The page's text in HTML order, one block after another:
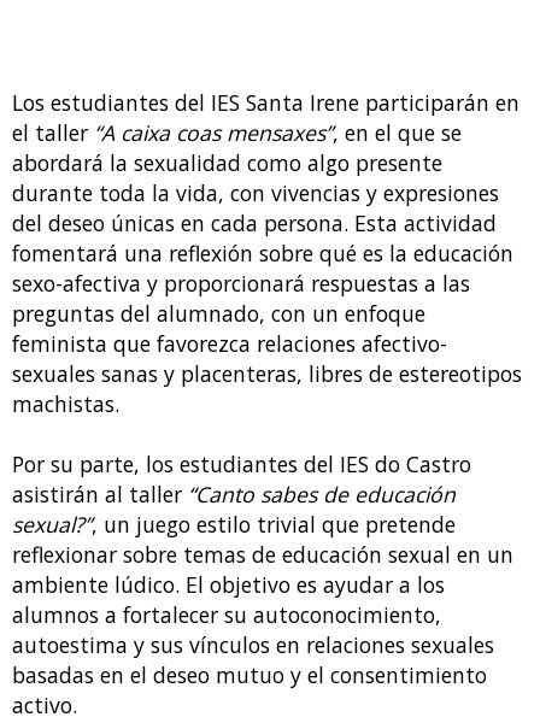
Los estudiantes del IES Santa Irene participarán en
el taller “A caixa coas mensaxes”, en el que se
abordará la sexualidad como algo presente
durante toda la vida, con vivencias y expresiones
del deseo únicas en cada persona. Esta actividad
fomentará una reflexión sobre qué es la educación
sexo-afectiva y proporcionará respuestas a las
preguntas del alumnado, con un enfoque
feminista que favorezca relaciones afectivo-
machistas.
Por su parte, los estudiantes del IES do Castro
asistirán al taller “Canto sabes de educación
sexual?”, un juego estilo trivial que pretende
reflexionar sobre temas de educación sexual en un
ambiente lúdico. El objetivo es ayudar a los
alumnos a fortalecer su autoconocimiento,
autoestima y sus vínculos en relaciones sexuales